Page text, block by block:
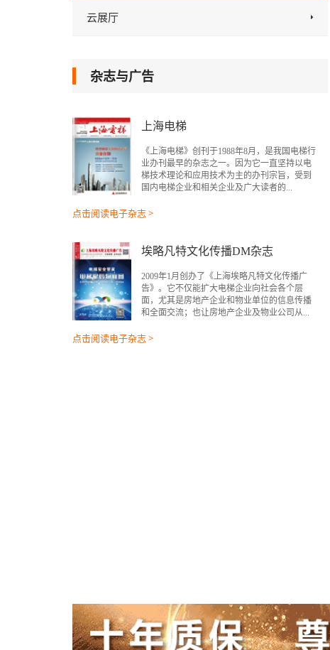
云展厅
杂志与广告
上海电梯
《上海电梯》创刊于1988年8月，是我国电梯行
业办刊最早的杂志之一。因为它一直坚持以电
梯技术理论和应用技术为主的办刊宗旨，受到
国内电梯企业和相关企业及广大读者的...
点击阅读电子杂志 >
埃略凡特文化传播DM杂志
2009年1月创办了《上海埃略凡特文化传播广
告》。它不仅能扩大电梯企业向社会各个层
面，尤其是房地产企业和物业单位的信息传播
和全面交流；也让房地产企业及物业公司从...
点击阅读电子杂志 >